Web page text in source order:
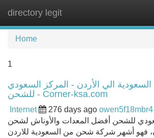
directory legit
Home
1
الي الأردن - المركز السعودي
للشحن - Corner-ksa.com
Internet 276 days ago owen5f18mbr4
للشحن أفضل المعدات والأوناش لشحن
فهو أشهر شركة شحن من السعودية للاردن